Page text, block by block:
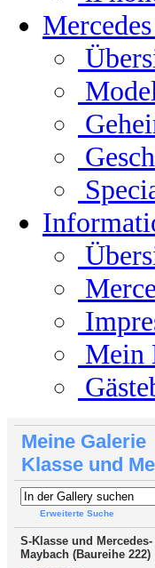
Mein
Meine Galerie
Klasse und
Erweiterte Suche
S-Klasse und Mercedes-
Maybach (Baureihe 222)